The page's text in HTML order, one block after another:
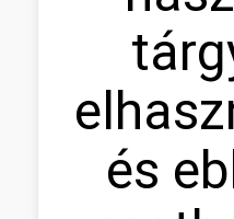
és